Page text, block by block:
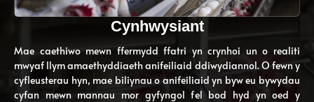
Cynhwysiant
Mae caethiwo mewn ffermydd ffatri yn crynhoi un o realiti
mwyaf llym amaethyddiaeth anifeiliaid ddiwydiannol. O fewn y
cyfleusterau hyn, mae biliynau o anifeiliaid yn byw eu bywydau
cyfan mewn mannau mor gyfyngol fel bod hyd yn oed y